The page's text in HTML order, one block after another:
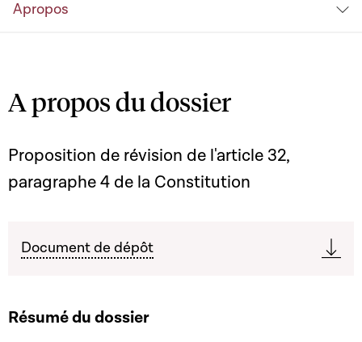
Apropos
A propos du dossier
Proposition de révision de l'article 32,
paragraphe 4 de la Constitution
Document de dépôt
Résumé du dossier